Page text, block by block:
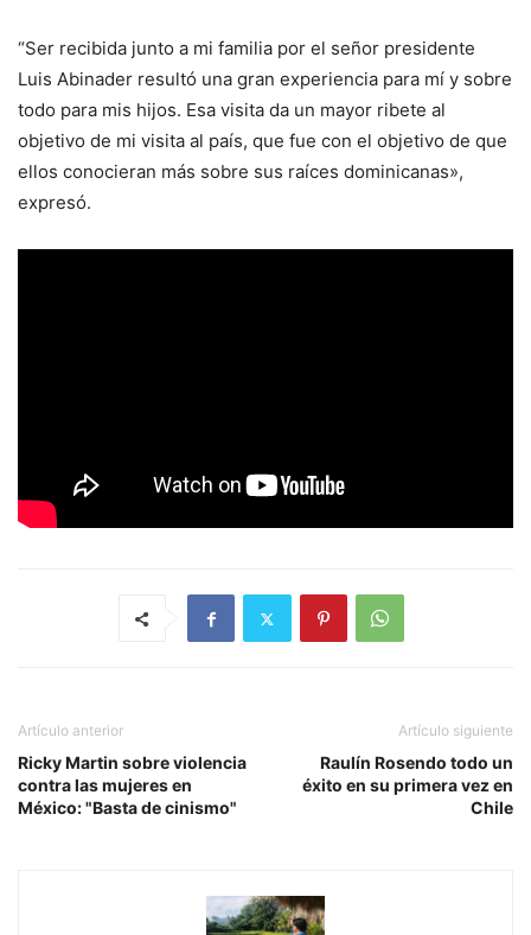
“Ser recibida junto a mi familia por el señor presidente
Luis Abinader resultó una gran experiencia para mí y sobre
todo para mis hijos. Esa visita da un mayor ribete al
objetivo de mi visita al país, que fue con el objetivo de que
ellos conocieran más sobre sus raíces dominicanas»,
expresó.
Artículo anterior
Ricky Martin sobre violencia
contra las mujeres en
México: "Basta de cinismo"
Artículo siguiente
Raulín Rosendo todo un
éxito en su primera vez en
Chile